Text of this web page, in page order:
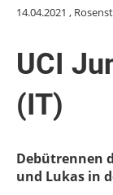
14.04.2021 ,
UCI
(IT)
Debütrennen
und Lukas in